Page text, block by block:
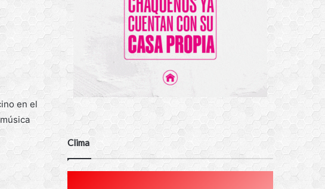
en el
Clima